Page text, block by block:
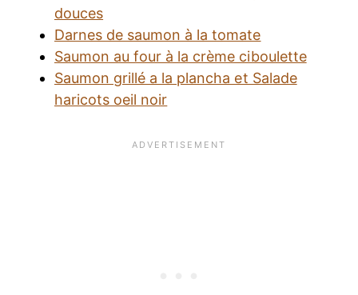
douces
Darnes de saumon à la tomate
Saumon au four à la crème ciboulette
Saumon grillé a la plancha et Salade
haricots oeil noir